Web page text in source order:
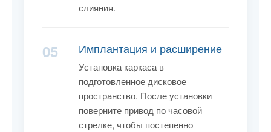
слияния.
05 Имплантация и расширение
Установка каркаса в
подготовленное дисковое
пространство. После установки
поверните привод по часовой
стрелке, чтобы постепенно